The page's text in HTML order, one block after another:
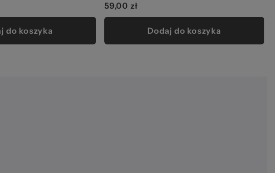
do koszyka
59,00 zł
Dodaj do koszyka